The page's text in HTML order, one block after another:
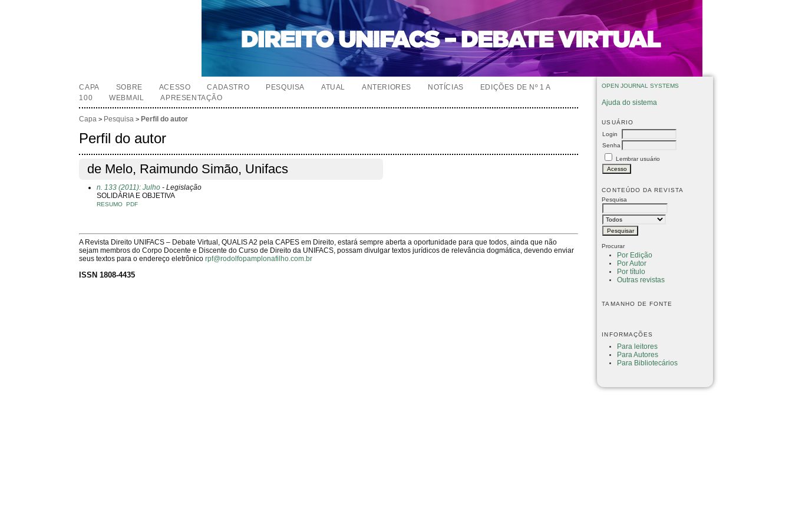
OPEN JOURNAL SYSTEMS
Ajuda do sistema
USUÁRIO
Login
Senha
Lembrar usuário
CONTEÚDO DA REVISTA
Pesquisa
Procurar
Por Edição
Por Autor
Por título
Outras revistas
TAMANHO DE FONTE
INFORMAÇÕES
Para leitores
Para Autores
Para Bibliotecários
CAPA SOBRE ACESSO CADASTRO PESQUISA ATUAL ANTERIORES NOTÍCIAS
EDIÇÕES DE Nº 1 A
100
WEBMAIL APRESENTAÇÃO
Capa > Pesquisa > Perfil do autor
Perfil do autor
de Melo, Raimundo Simão, Unifacs
n. 133 (2011): Julho - Legislação
SOLIDÁRIA E OBJETIVA
RESUMO PDF
A Revista Direito UNIFACS – Debate Virtual, QUALIS A2 pela CAPES em Direito, estará sempre aberta a oportunidade para que todos, ainda que não
sejam membros do Corpo Docente e Discente do Curso de Direito da UNIFACS, possam divulgar textos jurídicos de relevância dogmática, devendo enviar
seus textos para o endereço eletrônicorpf@rodolfopamplonafilho.com.br
ISSN 1808-4435